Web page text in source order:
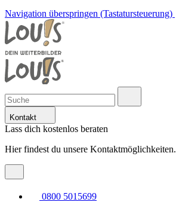
Navigation überspringen (Tastatursteuerung)
Kontakt
Lass dich kostenlos beraten
Hier findest du unsere Kontaktmöglichkeiten.
0800 5015699